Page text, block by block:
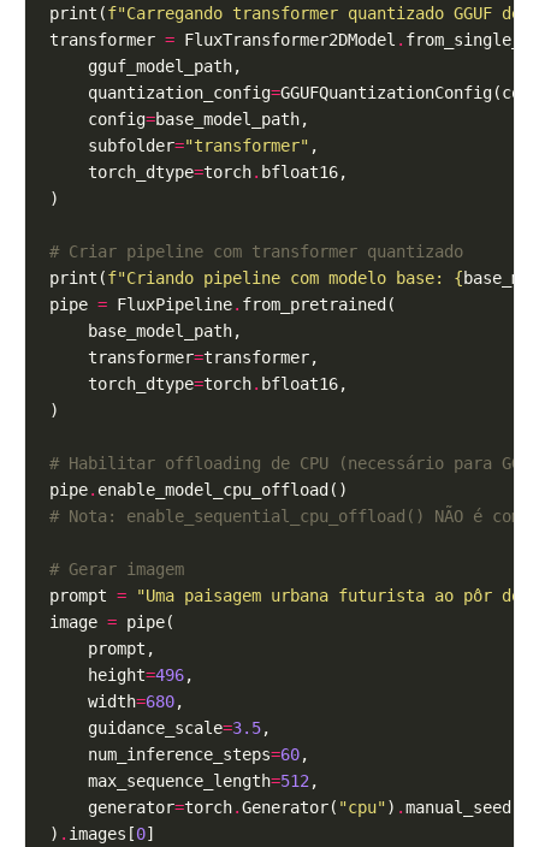
print(f"Carregando transformer quantizado GGUF de:
transformer = FluxTransformer2DModel .
    quantization_config
=
    config
=
    subfolder
="transformer"
    torch_dtype
=torch.
# Criar pipeline com transformer quantizado
print(f"Criando pipeline com modelo base: {
pipe = FluxPipeline.
    transformer
=
    torch_dtype
=torch.
# Habilitar offloading de CPU (necessário para
pipe.
# Nota: enable_sequential_cpu_offload() NÃO é
# Gerar imagem
prompt =
"Uma paisagem urbana futurista ao pôr do
image =
    height
=496
    width
=680
    guidance_scale
=3.5
    num_inference_steps
=60
    max_sequence_length
=512
    generator
=torch.Generator( "cpu") .manual_seed(
) . images[0